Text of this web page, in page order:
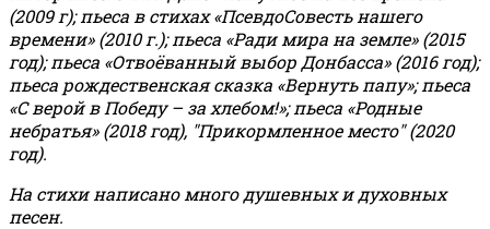
(2009 г); пьеса в стихах «ПсевдоСовесть нашего
времени» (2010 г.); пьеса «Ради мира на земле» (2015
год); пьеса «Отвоёванный выбор Донбасса» (2016 год);
пьеса рождественская сказка «Вернуть папу»; пьеса
«С верой в Победу – за хлебом!»;пьеса «Родные
небратья» (2018 год), "Прикормленное место" (2020
год).
На стихи написано много душевных и духовных
песен.